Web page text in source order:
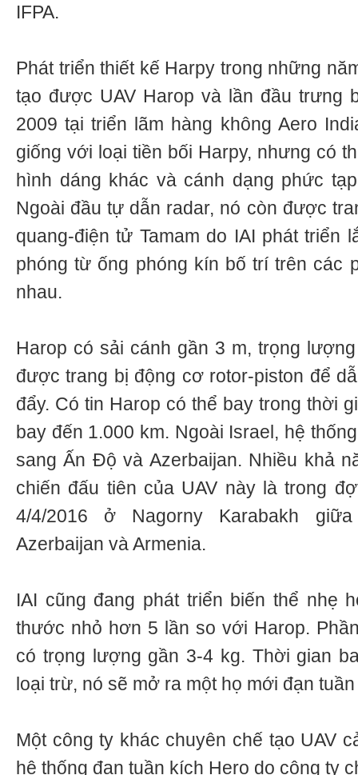
IFPA.
Phát triển thiết kế Harpy trong những
tạo được UAV Harop và lần đầu trưng
2009 tại triển lãm hàng không Aero
giống với loại tiền bối Harpy, nhưng có
hình dáng khác và cánh dạng phức
Ngoài đầu tự dẫn radar, nó còn được
quang-điện tử Tamam do IAI phát triển
phóng từ ống phóng kín bố trí trên các
nhau.
Harop có sải cánh gần 3 m, trọng
được trang bị động cơ rotor-piston để
đẩy. Có tin Harop có thể bay trong thời
bay đến 1.000 km. Ngoài Israel, hệ
sang Ấn Độ và Azerbaijan. Nhiều khả
chiến đấu tiên của UAV này là trong
4/4/2016 ở Nagorny Karabakh
Azerbaijan và Armenia.
IAI cũng đang phát triển biến thể nhẹ
thước nhỏ hơn 5 lần so với Harop.
có trọng lượng gần 3-4 kg. Thời gian
loại trừ, nó sẽ mở ra một họ mới đạn
Một công ty khác chuyên chế tạo UAV
hệ thống đạn tuần kích Hero do công ty